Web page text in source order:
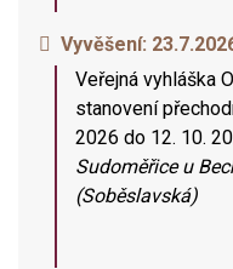
Vyvěšení:
Veřejná vyhláška
stanovení
2026 do 12. 10.
Sudoměřice u
(Soběslavská)